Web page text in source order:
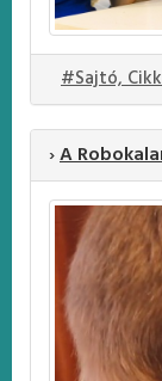
#Sajtó,
›A